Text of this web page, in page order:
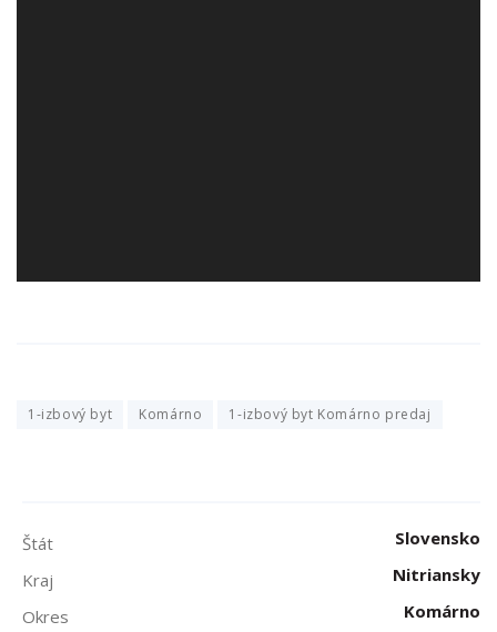
1-izbový byt Komárno 1-izbový byt Komárno predaj
Štát
Slovensko
Kraj
Nitriansky
Okres
Komárno